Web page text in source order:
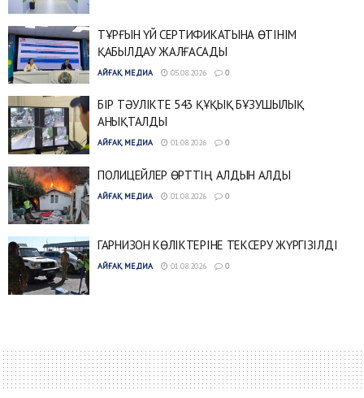
ТҰРҒЫН ҮЙ СЕРТИФИКАТЫНА ӨТІНІМ
ҚАБЫЛДАУ ЖАЛҒАСАДЫ
АЙҒАҚ МЕДИА 05.08.2026 0
БІР ТӘУЛІКТЕ 543 ҚҰҚЫҚ БҰЗУШЫЛЫҚ
АНЫҚТАЛДЫ
АЙҒАҚ МЕДИА 01.08.2026 0
ПОЛИЦЕЙЛЕР ӨРТТІҢ АЛДЫН АЛДЫ
АЙҒАҚ МЕДИА 01.08.2026 0
ГАРНИЗОН КӨЛІКТЕРІНЕ ТЕКСЕРУ ЖҮРГІЗІЛДІ
АЙҒАҚ МЕДИА 01.08.2026 0